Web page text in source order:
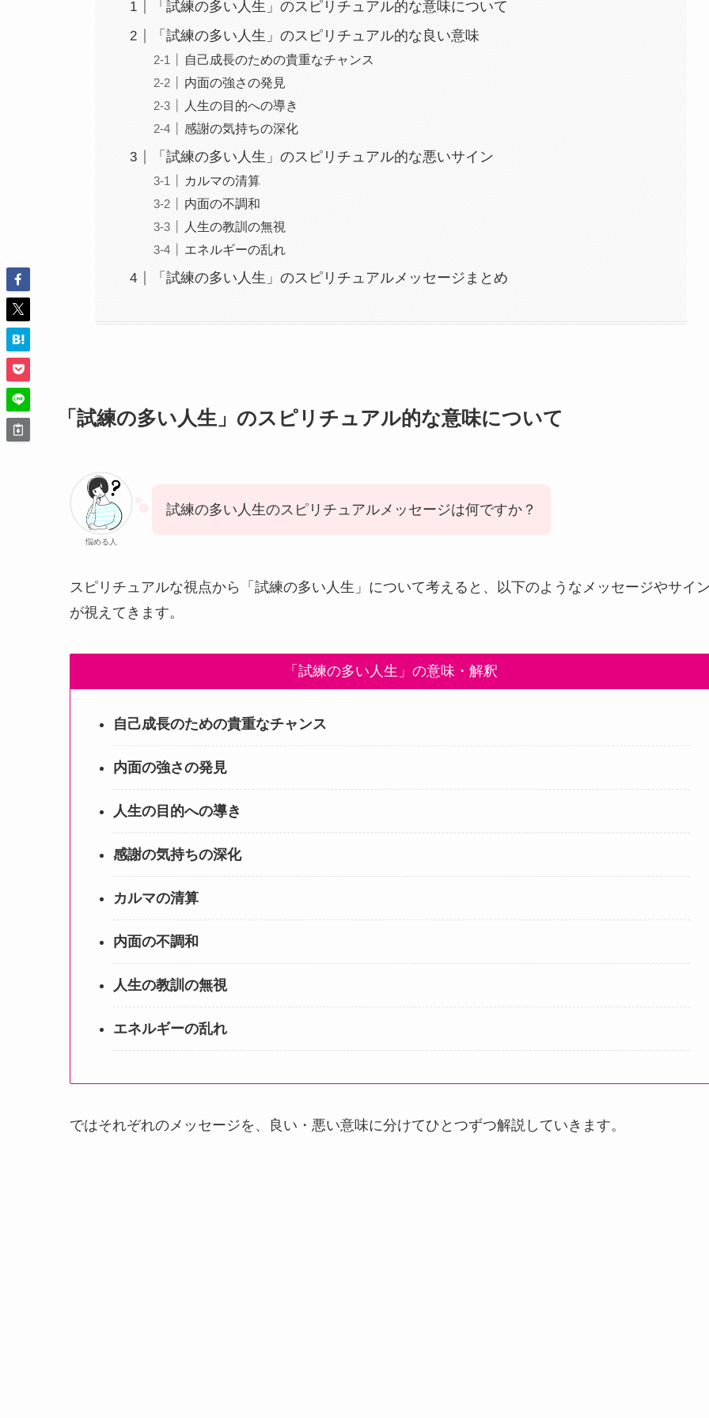
「試練の多い人生」のスピリチュアル的な意味について
「試練の多い人生」のスピリチュアル的な良い意味
自己成長のための貴重なチャンス
内面の強さの発見
人生の目的への導き
感謝の気持ちの深化
「試練の多い人生」のスピリチュアル的な悪いサイン
カルマの清算
内面の不調和
人生の教訓の無視
エネルギーの乱れ
「試練の多い人生」のスピリチュアルメッセージまとめ
「試練の多い人生」のスピリチュアル的な意味について
悩める人
試練の多い人生のスピリチュアルメッセージは何ですか？
スピリチュアルな視点から「試練の多い人生」について考えると、以下のようなメッセージやサイ
が視えてきます。
「試練の多い人生」の意味・解釈
自己成長のための貴重なチャンス
内面の強さの発見
人生の目的への導き
感謝の気持ちの深化
カルマの清算
内面の不調和
人生の教訓の無視
エネルギーの乱れ
ではそれぞれのメッセージを、良い・悪い意味に分けてひとつずつ解説していきます。